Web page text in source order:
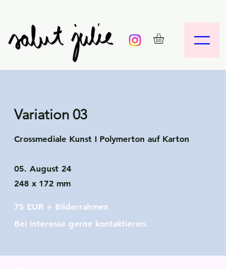
Variation 03
Crossmediale Kunst I Polymerton auf Karton
05. August 24
248 x 172 mm
75 EUR + Bilderrahmen
Bei Interesse gerne kontaktieren.